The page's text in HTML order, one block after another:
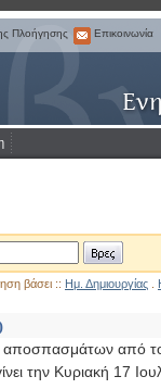
Πλοήγησης
Επικοινωνία
Επικοινωνία
Βρες
βάσει :: Ημ. Δημιουργίας
αποσπασμάτων από
την Κυριακή 17